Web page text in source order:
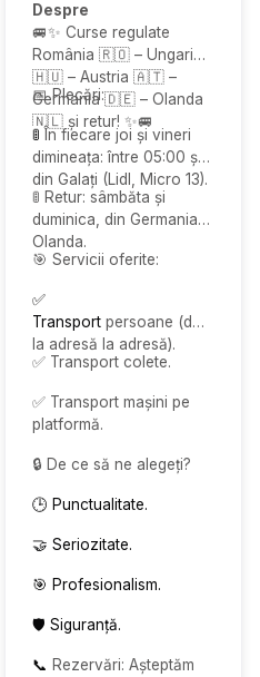
Despre
🚐✨ Curse regulate
România 🇷🇴 – Ungaria
🇭🇺 – Austria 🇦🇹 –
Germania 🇩🇪 – Olanda
🇳🇱 și retur! ✨🚐
📅 Plecări:
🚦 În fiecare joi și vineri
dimineața: între 05:00 și 06:00,
din Galați (Lidl, Micro 13).
🚦 Retur: sâmbăta și
duminica, din Germania și
Olanda.
🎯 Servicii oferite:
✅
Transport persoane (de
la adresă la adresă).
✅ Transport colete.
✅ Transport mașini pe
platformă.
🔒 De ce să ne alegeți?
🕒 Punctualitate.
🤝 Seriozitate.
🎯 Profesionalism.
🛡️ Siguranță.
📞 Rezervări: Așteptăm